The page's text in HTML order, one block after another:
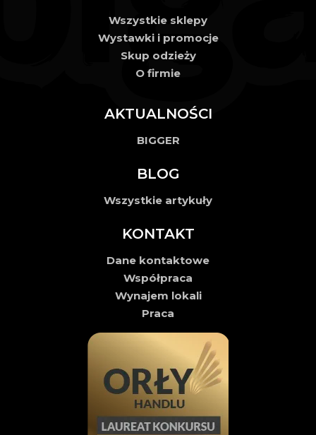
Wszystkie sklepy
Wystawki i promocje
Skup odzieży
O firmie
AKTUALNOŚCI
BIGGER
BLOG
Wszystkie artykuły
KONTAKT
Dane kontaktowe
Współpraca
Wynajem lokali
Praca